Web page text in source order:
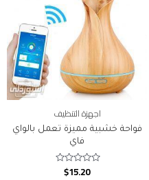
اجهزة التنظيف
فواحة خشبية مميزة تعمل بالواي
فاي
Rated
$15.20